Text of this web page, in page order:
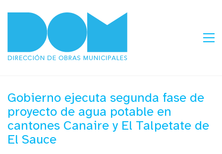
Gobierno ejecuta segunda fase de
proyecto de agua potable en
cantones Canaire y El Talpetate de
El Sauce